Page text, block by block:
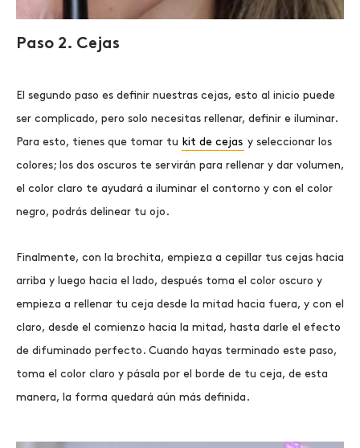
Paso 2. Cejas
El segundo paso es definir nuestras cejas, esto al inicio puede
ser complicado, pero solo necesitas rellenar, definir e iluminar.
Para esto, tienes que tomar tu kit de cejas y seleccionar los
colores; los dos oscuros te servirán para rellenar y dar volumen,
el color claro te ayudará a iluminar el contorno y con el color
negro, podrás delinear tu ojo.
Finalmente, con la brochita, empieza a cepillar tus cejas hacia
arriba y luego hacia el lado, después toma el color oscuro y
empieza a rellenar tu ceja desde la mitad hacia fuera, y con el
claro, desde el comienzo hacia la mitad, hasta darle el efecto
de difuminado perfecto. Cuando hayas terminado este paso,
toma el color claro y pásala por el borde de tu ceja, de esta
manera, la forma quedará aún más definida.